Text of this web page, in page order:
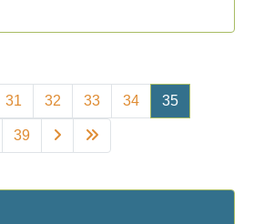
31 32 33 34 35
39